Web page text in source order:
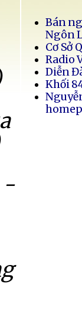
-
Bán
Ngôn
Cơ Sở
Radio
Diễn
Khối